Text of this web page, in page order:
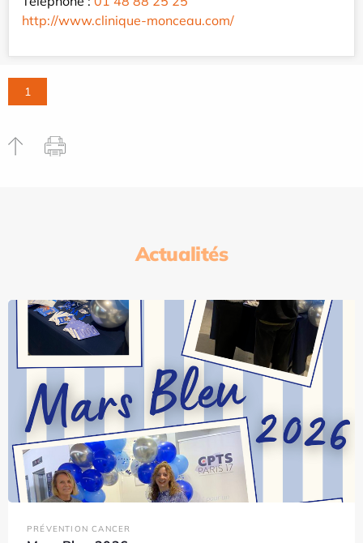
http://www.clinique-monceau.com/
1
Actualités
PRÉVENTION CANCER